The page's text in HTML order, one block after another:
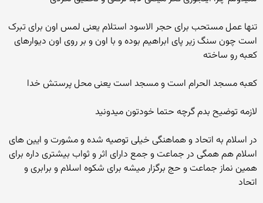
تنها عمل مستحب برای حجر الاسود استلام یعنی لمس اون برای تبرک
است چون سنگ زیر پای ابراهیم بوده و با اون و بر روی اون دیوارهای
کعبه رو ساخته
کعبه مسجد الحرام است و مسجد است یعنی محل پرستش خدا
لازمه توضیح بدم گرچه حتما خودتون میدونید
در اسلام به اتحاد و هماهنگی خیلی توصیه شده و مشورت و ایین های
اسلام هم همگی در جماعت و جمع دارای اثر و ثواب بیشتری داره برای
همین نماز جماعت و حج برگزار میشه برای شکوه اسلام و برابری و
اتحاد